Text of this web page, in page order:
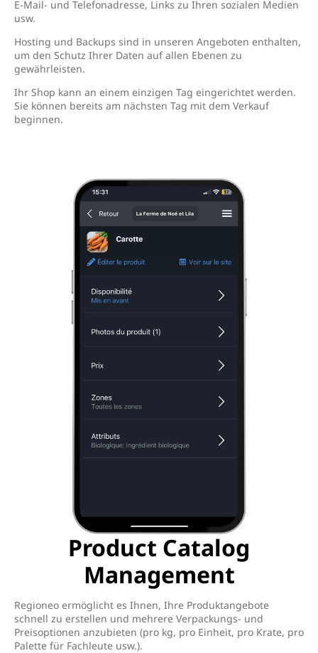
E-Mail- und Telefonadresse, Links zu Ihren sozialen Medien
usw.
Hosting und Backups sind in unseren Angeboten enthalten,
um den Schutz Ihrer Daten auf allen Ebenen zu
gewährleisten.
Ihr Shop kann an einem einzigen Tag eingerichtet werden.
Sie können bereits am nächsten Tag mit dem Verkauf
beginnen.
Product Catalog
Management
Regioneo ermöglicht es Ihnen, Ihre Produktangebote
schnell zu erstellen und mehrere Verpackungs- und
Preisoptionen anzubieten (pro kg, pro Einheit, pro Krate, pro
Palette für Fachleute usw.).